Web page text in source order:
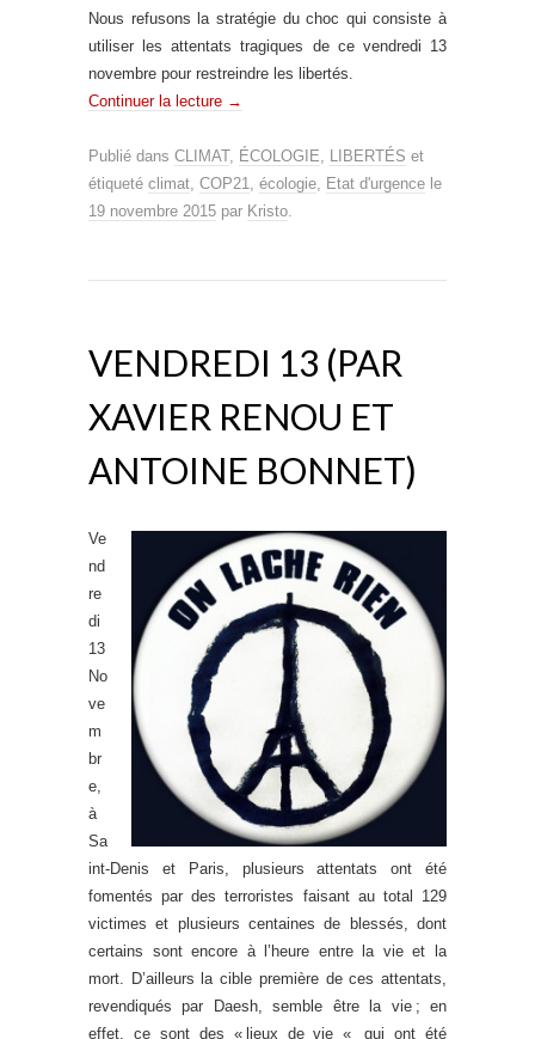
Nous refusons la stratégie du choc qui consiste à
utiliser les attentats tragiques de ce vendredi 13
novembre pour restreindre les libertés.
Continuer la lecture →
Publié dans CLIMAT, ÉCOLOGIE LIBERTÉS et
étiqueté climat COP21 écologie Etat d'urgence le
19 novembre 2015 par Kristo
VENDREDI 13 (PAR
XAVIER RENOU ET
ANTOINE BONNET)
Ve
nd
re
di
13
No
ve
m
br
e,
à
Sa
int-Denis et Paris, plusieurs attentats ont été
fomentés par des terroristes faisant au total 129
victimes et plusieurs centaines de blessés, dont
certains sont encore à l’heure entre la vie et la
mort. D’ailleurs la cible première de ces attentats,
revendiqués par Daesh, semble être la vie ; en
effet, ce sont des « lieux de vie « qui ont été